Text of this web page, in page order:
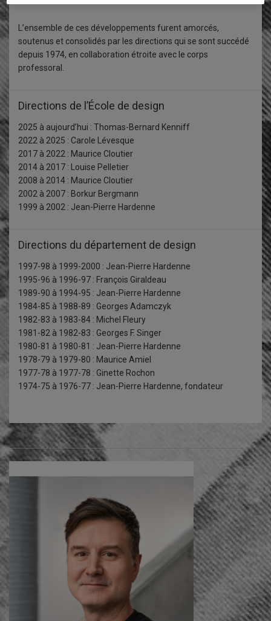
L’ensemble de ces développements furent amorcés,
soutenus et consolidés par les directions qui se sont succédé
depuis 1974, en collaboration étroite avec le corps
professoral.
Directions de l’École de design
2025 à aujourd’hui : Thomas-Bernard Kenniff
2022 à 2025 : Carole Lévesque
2017 à 2022 : Maurice Cloutier
2014 à 2017 : Louise Pelletier
2008 à 2014 : Maurice Cloutier
2002 à 2007 : Borkur Bergmann
1999 à 2002 : Jean-Pierre Hardenne
Directions du département de design
1997-98 à 1999-2000 : Jean-Pierre Hardenne
1995-96 à 1996-97 : François Giraldeau
1989-90 à 1994-95 : Jean-Pierre Hardenne
1984-85 à 1988-89 : Georges Adamczyk
1982-83 à 1983-84 : Michel Fleury
1981-82 à 1982-83 : Georges F. Singer
1980-81 à 1980-81 : Jean-Pierre Hardenne
1978-79 à 1979-80 : Maurice Amiel
1977-78 à 1977-78 : Ginette Rochon
1974-75 à 1976-77 : Jean-Pierre Hardenne, fondateur